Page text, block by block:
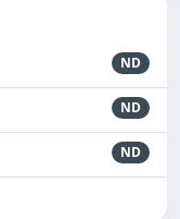
ND
ND
ND